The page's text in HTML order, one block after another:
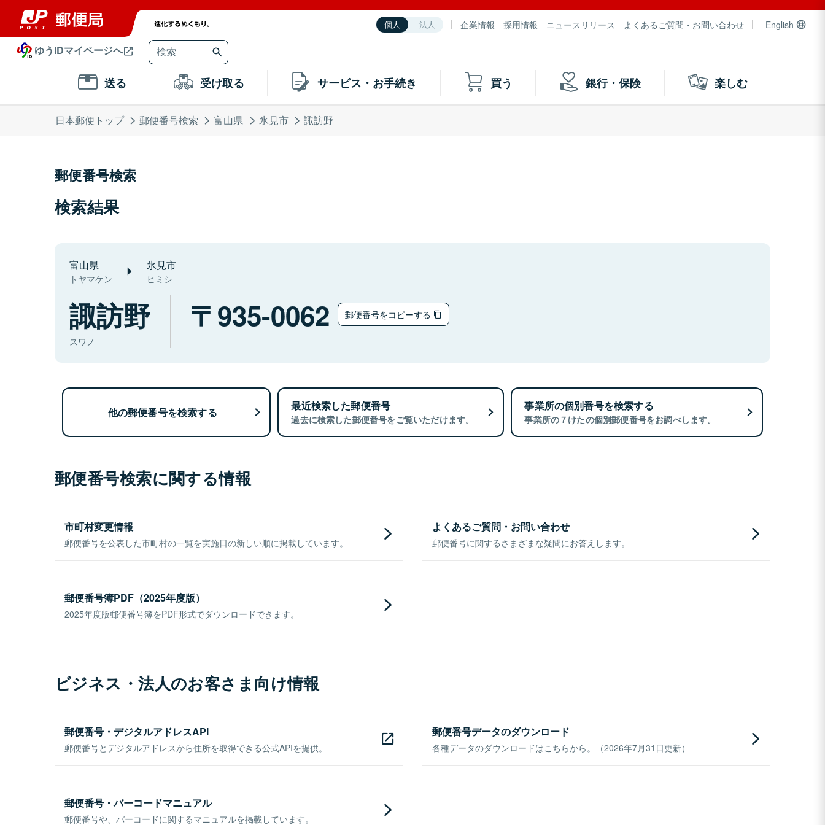
個人 法人 企業情報 採用情報 ニュースリリース よくあるご質問・お問い合わせ English
ゆうIDマイページへ
送る 受け取る サービス・お手続き 買う 銀行・保険 楽しむ
日本郵便トップ 郵便番号検索 富山県 氷見市 諏訪野
郵便番号検索
検索結果
富山県
トヤマケン
氷見市
ヒミシ
諏訪野
スワノ
935-0062 郵便番号をコピーする
他の郵便番号を検索する 最近検索した郵便番号
過去に検索した郵便番号をご覧いただけます。
事業所の個別番号を検索する
事業所の７けたの個別郵便番号をお調べします。
郵便番号検索に関する情報
市町村変更情報
郵便番号を公表した市町村の一覧を実施日の新しい順に掲載しています。
よくあるご質問・お問い合わせ
郵便番号に関するさまざまな疑問にお答えします。
郵便番号簿PDF（2025年度版）
2025年度版郵便番号簿をPDF形式でダウンロードできます。
ビジネス・法人のお客さま向け情報
郵便番号・デジタルアドレスAPI
郵便番号とデジタルアドレスから住所を取得できる公式APIを提供。
郵便番号データのダウンロード
各種データのダウンロードはこちらから。（2026年7月31日更新）
郵便番号・バーコードマニュアル
郵便番号や、バーコードに関するマニュアルを掲載しています。